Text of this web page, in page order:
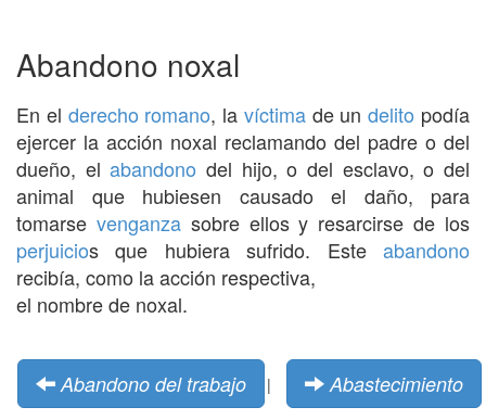
Abandono noxal
En el derecho romano, la víctimade undelito podía
ejercer la acción noxal reclamando del padre o del
dueño, elabandono del hijo, o del esclavo, o del
animal que hubiesen causado el daño, para
tomarse venganzasobre ellos y resarcirse de los
perjuicios que hubiera sufrido. Este abandono
recibía, como la acción respectiva,
el nombre de noxal.
Abandono del trabajo | Abastecimiento